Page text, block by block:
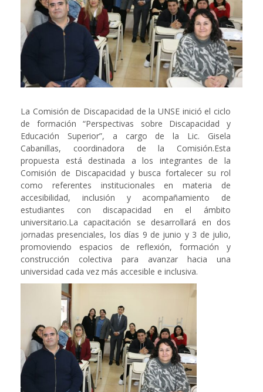
La Comisión de Discapacidad de la UNSE inició el ciclo
de formación “Perspectivas sobre Discapacidad y
Educación Superior”, a cargo de la Lic. Gisela
Cabanillas, coordinadora de la Comisión.Esta
propuesta está destinada a los integrantes de la
Comisión de Discapacidad y busca fortalecer su rol
como referentes institucionales en materia de
accesibilidad, inclusión y acompañamiento de
estudiantes con discapacidad en el ámbito
universitario.La capacitación se desarrollará en dos
jornadas presenciales, los días 9 de junio y 3 de julio,
promoviendo espacios de reflexión, formación y
construcción colectiva para avanzar hacia una
universidad cada vez más accesible e inclusiva.